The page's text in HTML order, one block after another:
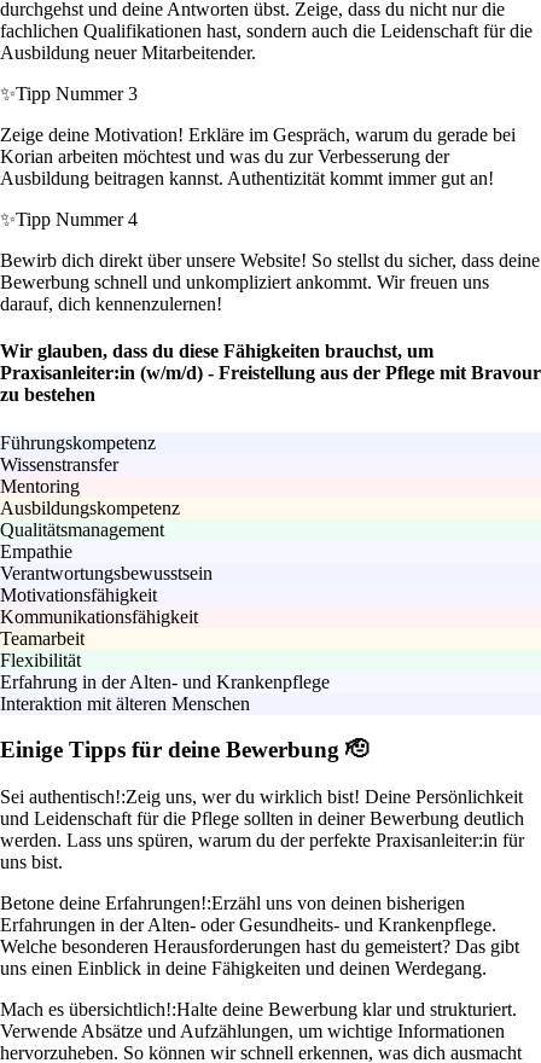
durchgehst und deine Antworten übst. Zeige, dass du nicht nur die
fachlichen Qualifikationen hast, sondern auch die Leidenschaft für die
Ausbildung neuer Mitarbeitender.
✨Tipp Nummer 3
Zeige deine Motivation! Erkläre im Gespräch, warum du gerade bei
Korian arbeiten möchtest und was du zur Verbesserung der
Ausbildung beitragen kannst. Authentizität kommt immer gut an!
✨Tipp Nummer 4
Bewirb dich direkt über unsere Website! So stellst du sicher, dass deine
Bewerbung schnell und unkompliziert ankommt. Wir freuen uns
darauf, dich kennenzulernen!
Wir glauben, dass du diese Fähigkeiten brauchst, um
Praxisanleiter:in (w/m/d) - Freistellung aus der Pflege mit Bravour
zu bestehen
Führungskompetenz
Wissenstransfer
Mentoring
Ausbildungskompetenz
Qualitätsmanagement
Empathie
Verantwortungsbewusstsein
Motivationsfähigkeit
Kommunikationsfähigkeit
Teamarbeit
Flexibilität
Erfahrung in der Alten- und Krankenpflege
Interaktion mit älteren Menschen
Einige Tipps für deine Bewerbung 🫡
Sei authentisch!:Zeig uns, wer du wirklich bist! Deine Persönlichkeit
und Leidenschaft für die Pflege sollten in deiner Bewerbung deutlich
werden. Lass uns spüren, warum du der perfekte Praxisanleiter:in für
uns bist.
Betone deine Erfahrungen!:Erzähl uns von deinen bisherigen
Erfahrungen in der Alten- oder Gesundheits- und Krankenpflege.
Welche besonderen Herausforderungen hast du gemeistert? Das gibt
uns einen Einblick in deine Fähigkeiten und deinen Werdegang.
Mach es übersichtlich!:Halte deine Bewerbung klar und strukturiert.
Verwende Absätze und Aufzählungen, um wichtige Informationen
hervorzuheben. So können wir schnell erkennen, was dich ausmacht